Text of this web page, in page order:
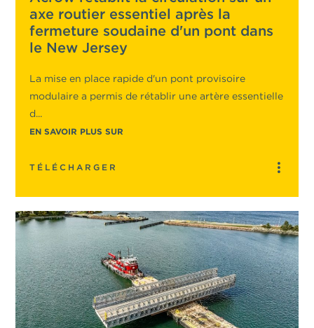
axe routier essentiel après la
fermeture soudaine d'un pont dans
le New Jersey
La mise en place rapide d'un pont provisoire
modulaire a permis de rétablir une artère essentielle
d...
EN SAVOIR PLUS SUR
TÉLÉCHARGER